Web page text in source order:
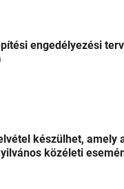
engedélyezési
készülhet, amely
közéleti